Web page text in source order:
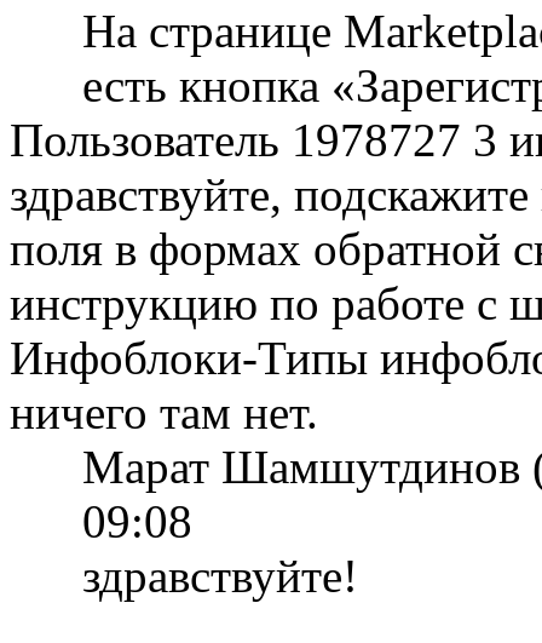
На странице
есть кнопка
Пользователь 1978727 3
здравствуйте,
поля в формах обратной
инструкцию по работе с
Инфоблоки-Типы
ничего там нет.
Марат Шамшутдинов
09:08
здравствуйте!